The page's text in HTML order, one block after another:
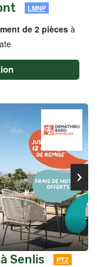
LMNP
de 2 pièces à
à Senlis PTZ